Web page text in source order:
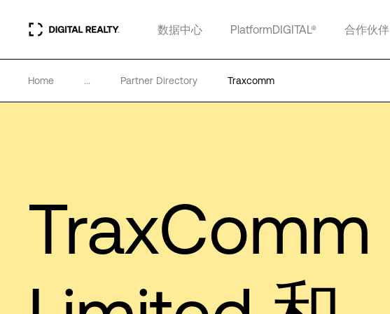
数据中心 PlatformDIGITAL® 合作伙伴
Home ... Partner Directory Traxcomm
TraxComm